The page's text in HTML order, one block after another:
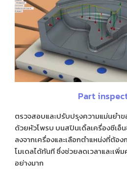
Part
ตรวจสอบและปรับปรุงความแม่นยำ
ด้วยหัวโพรบ บนสปินเดิ้ลเครื่องซีเอ็
ลงจากเครื่องและเลือกตำแหน่งที่ต้อ
โมเดลได้ทันที ซึ่งช่วยลดเวลาและเ
อย่างมาก